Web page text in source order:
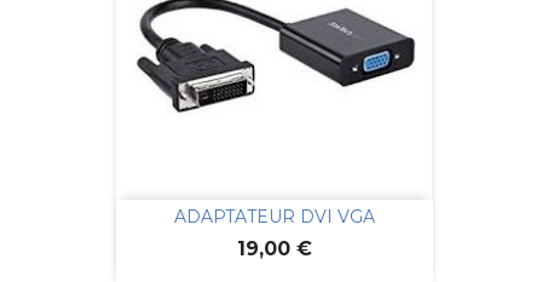
ADAPTATEUR DVI VGA
Prix
19,00 €